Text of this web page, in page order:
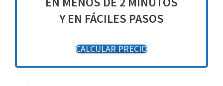
Y EN FÁCILES PASOS
CALCULAR PRECIO